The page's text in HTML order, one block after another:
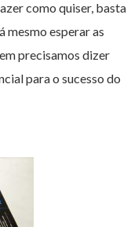
como quiser, basta
mesmo esperar as
precisamos dizer
para o sucesso do